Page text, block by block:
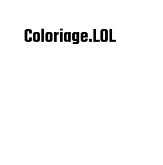
Coloriage.LOL